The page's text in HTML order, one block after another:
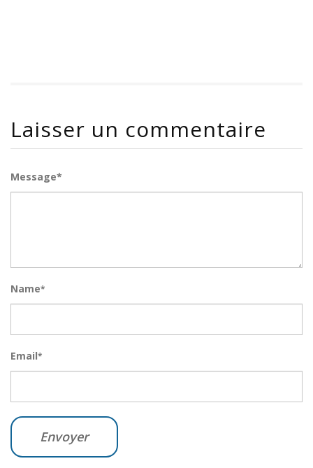
Laisser un commentaire
Message*
Name*
Email*